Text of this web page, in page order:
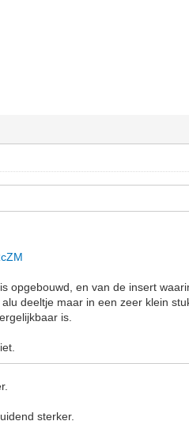
opgebouwd, en van de insert
deeltje maar in een zeer klein
is.
sterker.